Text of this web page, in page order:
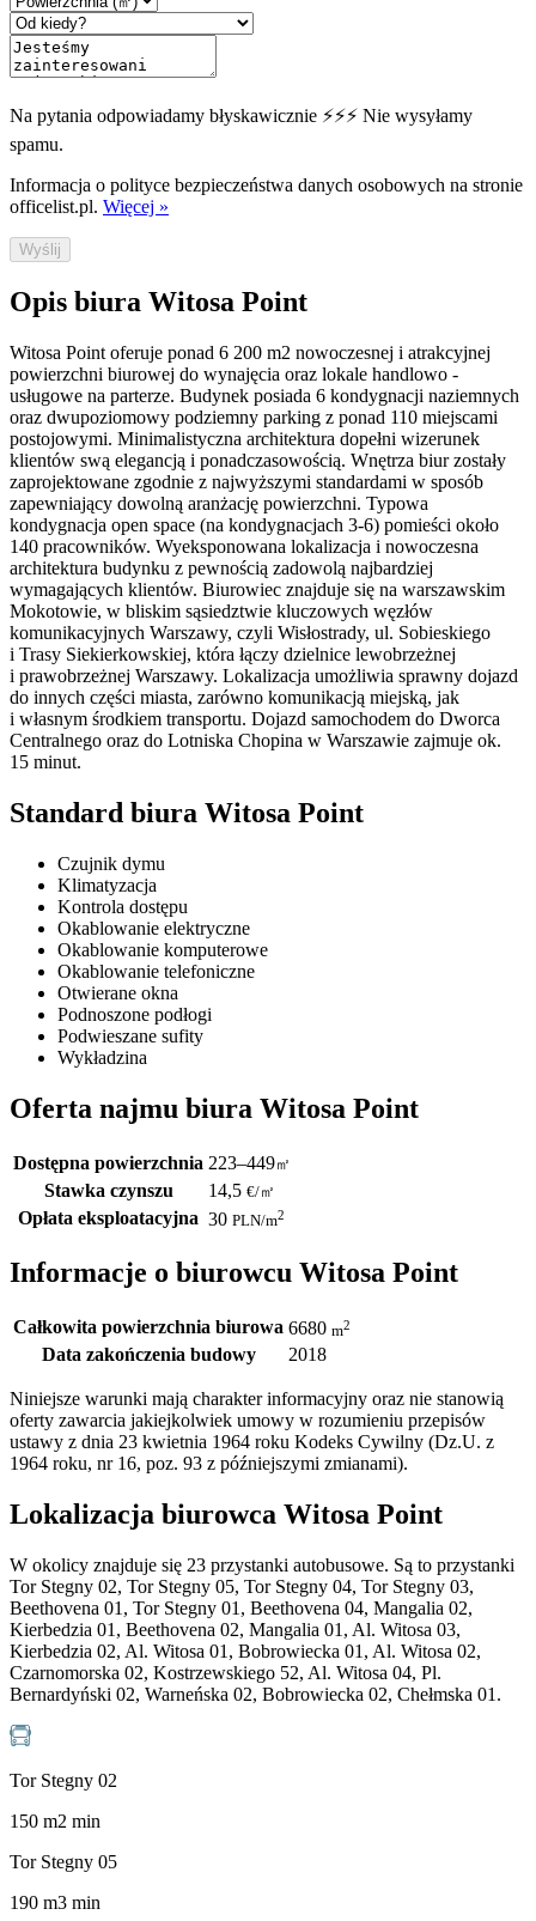
Na pytania odpowiadamy błyskawicznie ⚡⚡⚡ Nie wysyłamy
spamu.
Informacja o polityce bezpieczeństwa danych osobowych na stronie
officelist.pl. Więcej »
Wyślij
Opis biura Witosa Point
Witosa Point oferuje ponad 6 200 m2 nowoczesnej i atrakcyjnej
powierzchni biurowej do wynajęcia oraz lokale handlowo -
usługowe na parterze. Budynek posiada 6 kondygnacji naziemnych
oraz dwupoziomowy podziemny parking z ponad 110 miejscami
postojowymi. Minimalistyczna architektura dopełni wizerunek
klientów swą elegancją i ponadczasowością. Wnętrza biur zostały
zaprojektowane zgodnie z najwyższymi standardami w sposób
zapewniający dowolną aranżację powierzchni. Typowa
kondygnacja open space (na kondygnacjach 3-6) pomieści około
140 pracowników. Wyeksponowana lokalizacja i nowoczesna
architektura budynku z pewnością zadowolą najbardziej
wymagających klientów. Biurowiec znajduje się na warszawskim
Mokotowie, w bliskim sąsiedztwie kluczowych węzłów
komunikacyjnych Warszawy, czyli Wisłostrady, ul. Sobieskiego
i Trasy Siekierkowskiej, która łączy dzielnice lewobrzeżnej
i prawobrzeżnej Warszawy. Lokalizacja umożliwia sprawny dojazd
do innych części miasta, zarówno komunikacją miejską, jak
i własnym środkiem transportu. Dojazd samochodem do Dworca
Centralnego oraz do Lotniska Chopina w Warszawie zajmuje ok.
15 minut.
Standard biura Witosa Point
Czujnik dymu
Klimatyzacja
Kontrola dostępu
Okablowanie elektryczne
Okablowanie komputerowe
Okablowanie telefoniczne
Otwierane okna
Podnoszone podłogi
Podwieszane sufity
Wykładzina
Oferta najmu biura Witosa Point
Dostępna powierzchnia 223–449㎡
Stawka czynszu 14,5 €/㎡
Opłata eksploatacyjna 30 PLN/m2
Informacje o biurowcu Witosa Point
Całkowita powierzchnia biurowa 6680 m2
Data zakończenia budowy 2018
Niniejsze warunki mają charakter informacyjny oraz nie stanowią
oferty zawarcia jakiejkolwiek umowy w rozumieniu przepisów
ustawy z dnia 23 kwietnia 1964 roku Kodeks Cywilny (Dz.U. z
1964 roku, nr 16, poz. 93 z późniejszymi zmianami).
Lokalizacja biurowca Witosa Point
W okolicy znajduje się 23 przystanki autobusowe. Są to przystanki
Tor Stegny 02, Tor Stegny 05, Tor Stegny 04, Tor Stegny 03,
Beethovena 01, Tor Stegny 01, Beethovena 04, Mangalia 02,
Kierbedzia 01, Beethovena 02, Mangalia 01, Al. Witosa 03,
Kierbedzia 02, Al. Witosa 01, Bobrowiecka 01, Al. Witosa 02,
Czarnomorska 02, Kostrzewskiego 52, Al. Witosa 04, Pl.
Bernardyński 02, Warneńska 02, Bobrowiecka 02, Chełmska 01.
Tor Stegny 02
150 m2 min
Tor Stegny 05
190 m3 min